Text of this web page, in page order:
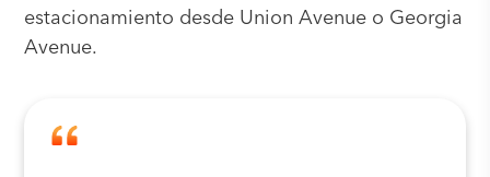
estacionamiento desde Union Avenue o Georgia
Avenue.